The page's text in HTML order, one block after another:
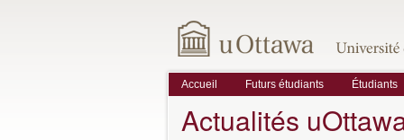
Accueil Futurs étudiants Étudiants
Actualités